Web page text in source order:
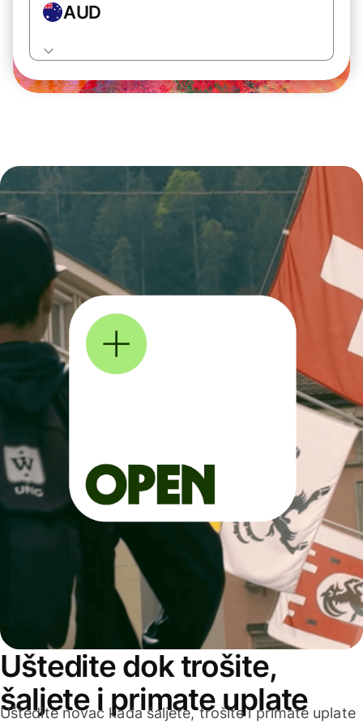
AUD
Uštedite dok trošite,
šaljete i primate uplate
Uštedite novac kada šaljete, trošite i primate uplate